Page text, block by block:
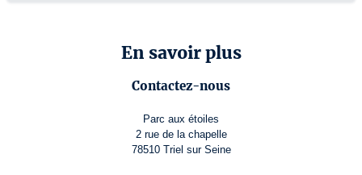
En savoir plus
Contactez-nous
Parc aux étoiles
2 rue de la chapelle
78510 Triel sur Seine